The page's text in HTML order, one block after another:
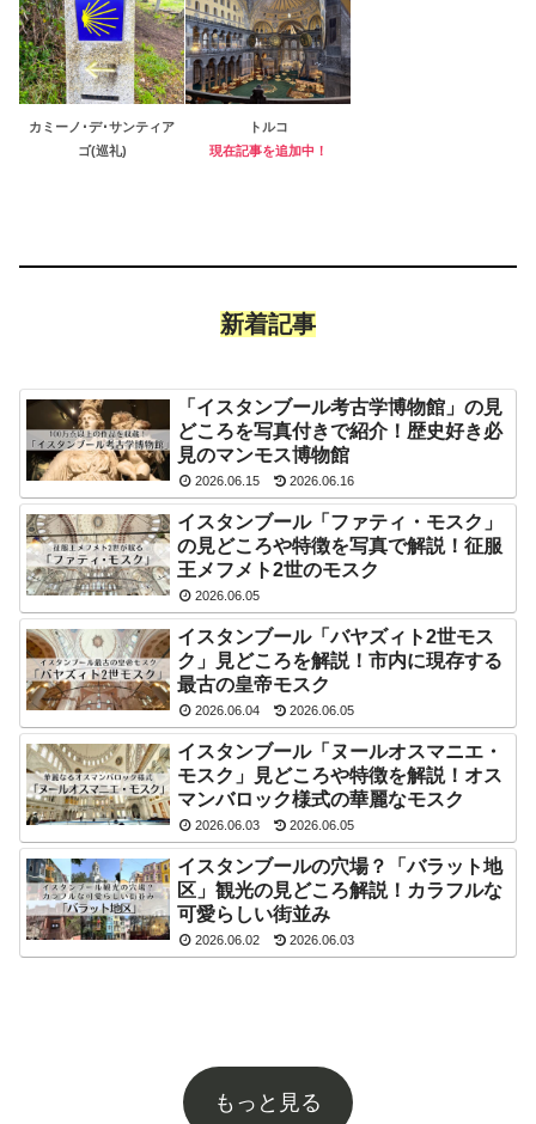
カミーノ･デ･サンティア
ゴ(巡礼)
トルコ
現在記事を追加中！
新着記事
「イスタンブール考古学博物館」の見
どころを写真付きで紹介！歴史好き必
見のマンモス博物館
2026.06.15 2026.06.16
イスタンブール「ファティ・モスク」
の見どころや特徴を写真で解説！征服
王メフメト2世のモスク
2026.06.05
イスタンブール「バヤズィト2世モス
ク」見どころを解説！市内に現存する
最古の皇帝モスク
2026.06.04 2026.06.05
イスタンブール「ヌールオスマニエ・
モスク」見どころや特徴を解説！オス
マンバロック様式の華麗なモスク
2026.06.03 2026.06.05
イスタンブールの穴場？「バラット地
区」観光の見どころ解説！カラフルな
可愛らしい街並み
2026.06.02 2026.06.03
もっと見る